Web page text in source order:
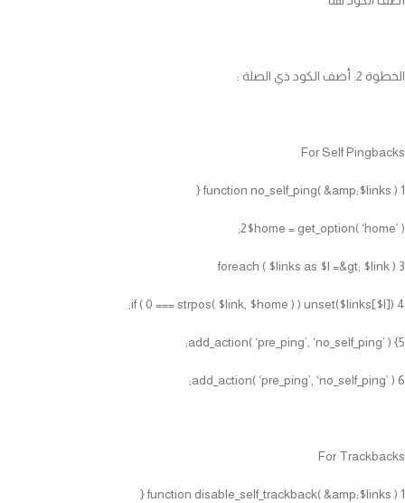
الخطوة 2: أضف الكود ذي الصلة :
For Self Pingbacks
1 function no_self_ping( &amp;$links ) {
2$home = get_option( ‘home’ );
3 foreach ( $links as $l =&gt; $link )
4 if ( 0 === strpos( $link, $home ) ) unset($links[$l]);
5} add_action( ‘pre_ping’, ‘no_self_ping’ );
6 add_action( ‘pre_ping’, ‘no_self_ping’ );
For Trackbacks
1 function disable_self_trackback( &amp;$links ) {